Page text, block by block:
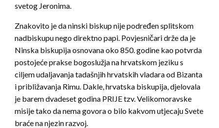
svetog Jeronima.
Znakovito je da ninski biskup nije podređen splitskom
nadbiskupu nego direktno papi. Povjesničari drže da je
Ninska biskupija osnovana oko 850. godine kao potvrda
postojeće prakse bogoslužja na hrvatskom jeziku s
ciljem udaljavanja tadašnjih hrvatskih vladara od Bizanta
i približavanja Rimu. Dakle, hrvatska biskupija, djelovala
je barem dvadeset godina PRIJE tzv. Velikomoravske
misije tako da nema govora o bilo kakvom utjecaju Svete
braće na njezin razvoj.